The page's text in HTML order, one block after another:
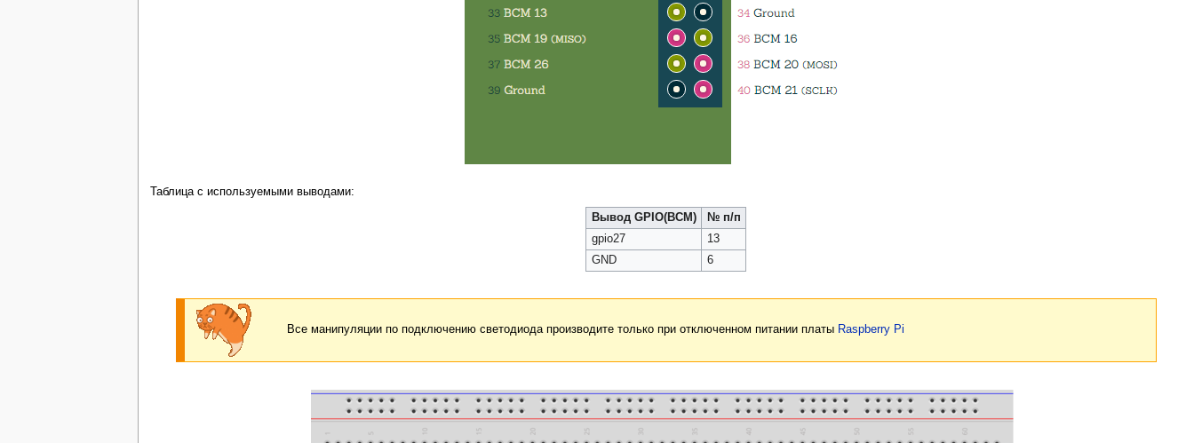
Таблица с используемыми выводами:
Вывод GPIO(BCM)
№ п/п
gpio27
13
GND
6
Все манипуляции по подключению светодиода производите только при отключенном питании платы Raspberry Pi